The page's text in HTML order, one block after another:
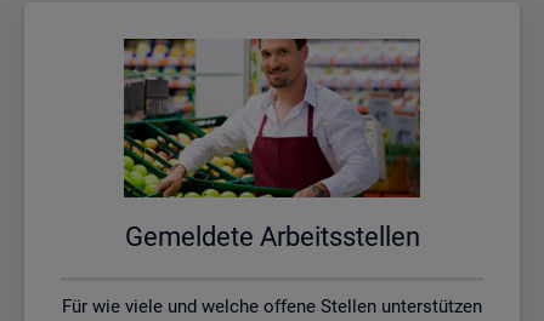
Ge­mel­de­te Ar­beits­stel­len
Für wie viele und welche offene Stellen unterstützen